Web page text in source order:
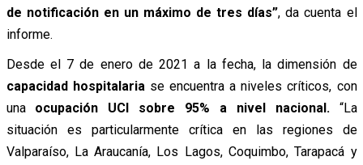
de notificación en un máximo de tres días”, da cuenta el
informe.
Desde el 7 de enero de 2021 a la fecha, la dimensión de
capacidad hospitalariase encuentra a niveles críticos, con
una ocupación UCI sobre 95% a nivel nacional.“La
situación es particularmente crítica en las regiones de
Valparaíso, La Araucanía, Los Lagos, Coquimbo, Tarapacá y